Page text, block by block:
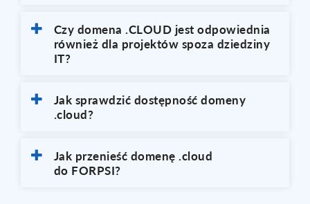
Czy domena .CLOUD jest odpowiednia
również dla projektów spoza dziedziny
IT?
Jak sprawdzić dostępność domeny
.cloud?
Jak przenieść domenę .cloud
do FORPSI?